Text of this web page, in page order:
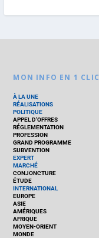
MON INFO EN 1 CLIC
À LA UNE
RÉALISATIONS
POLITIQUE
APPEL D’OFFRES
RÉGLEMENTATION
PROFESSION
GRAND PROGRAMME
SUBVENTION
EXPERT
MARCHÉ
CONJONCTURE
ÉTUDE
INTERNATIONAL
EUROPE
ASIE
AMÉRIQUES
AFRIQUE
MOYEN-ORIENT
MONDE